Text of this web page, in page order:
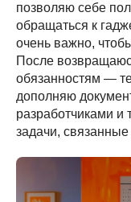
позволяю себе
обращаться к
очень важно,
После
обязанностям —
дополняю
разработчиками
задачи,